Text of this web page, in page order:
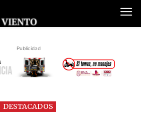
Publicidad
DESTACADOS